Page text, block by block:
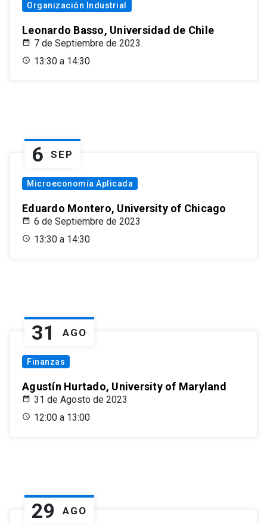
Organización Industrial
Leonardo Basso, Universidad de Chile
7 de Septiembre de 2023
13:30 a 14:30
6 SEP
Microeconomía Aplicada
Eduardo Montero, University of Chicago
6 de Septiembre de 2023
13:30 a 14:30
31 AGO
Finanzas
Agustín Hurtado, University of Maryland
31 de Agosto de 2023
12:00 a 13:00
29 AGO